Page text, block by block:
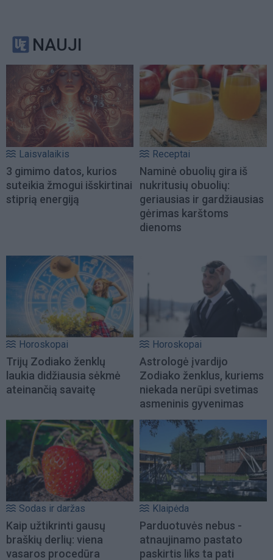
NAUJI
Laisvalaikis
3 gimimo datos, kurios
suteikia žmogui išskirtinai
stiprią energiją
Receptai
Naminė obuolių gira iš
nukritusių obuolių:
geriausias ir gardžiausias
gėrimas karštoms
dienoms
Horoskopai
Trijų Zodiako ženklų
laukia didžiausia sėkmė
ateinančią savaitę
Horoskopai
Astrologė įvardijo
Zodiako ženklus, kuriems
niekada nerūpi svetimas
asmeninis gyvenimas
Sodas ir daržas
Kaip užtikrinti gausų
braškių derlių: viena
vasaros procedūra
Klaipėda
Parduotuvės nebus -
atnaujinamo pastato
paskirtis liks ta pati